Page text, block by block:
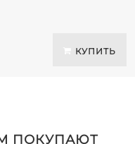
КУПИТЬ
ПОКУПАЮТ